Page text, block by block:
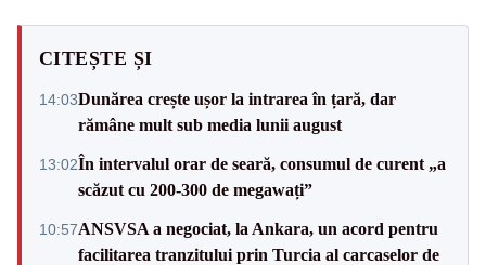
CITEȘTE ȘI
14:03Dunărea crește ușor la intrarea în țară, dar
rămâne mult sub media lunii august
13:02În intervalul orar de seară, consumul de curent „a
scăzut cu 200-300 de megawați”
10:57ANSVSA a negociat, la Ankara, un acord pentru
facilitarea tranzitului prin Turcia al carcaselor de